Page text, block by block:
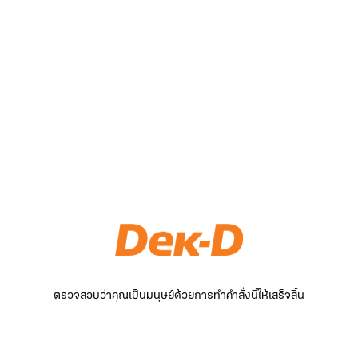
ตรวจสอบว่าคุณเป็นมนุษย์ด้วยการทำคำสั่งนี้ให้เสร็จสิ้น